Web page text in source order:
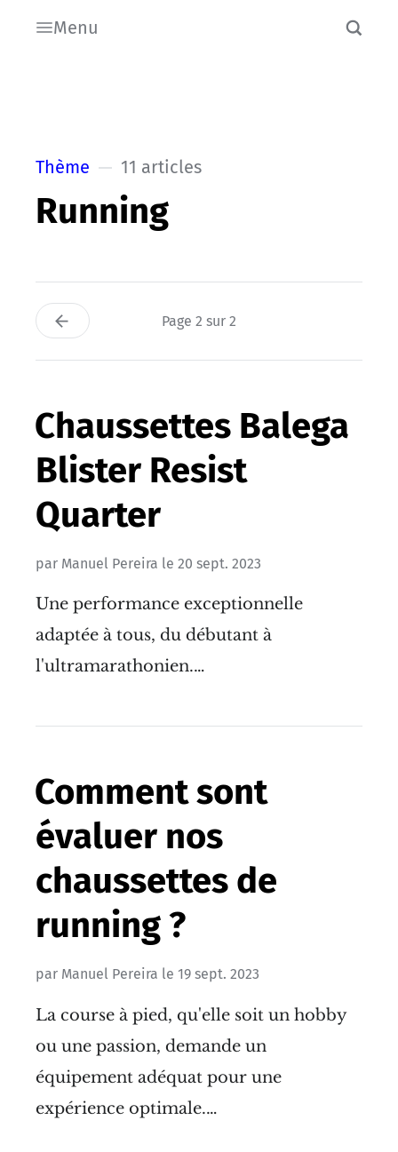
Menu
Thème 11 articles
Running
Page 2 sur 2
Chaussettes Balega
Blister Resist
Quarter
par Manuel Pereira le 20 sept. 2023
Une performance exceptionnelle
adaptée à tous, du débutant à
l'ultramarathonien.…
Comment sont
évaluer nos
chaussettes de
running ?
par Manuel Pereira le 19 sept. 2023
La course à pied, qu'elle soit un hobby
ou une passion, demande un
équipement adéquat pour une
expérience optimale.…